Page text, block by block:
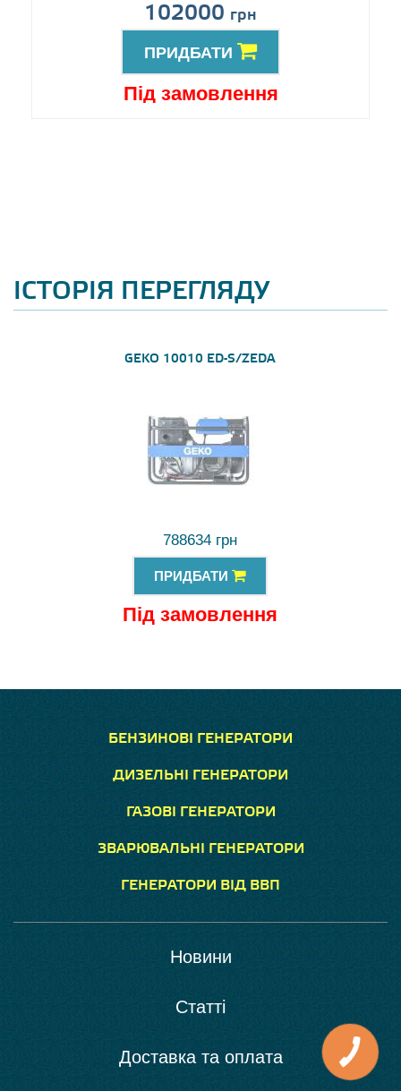
102000 грн
ПРИДБАТИ
Під замовлення
ІСТОРІЯ ПЕРЕГЛЯДУ
GEKO 10010 ED-S/ZEDA
788634 грн
ПРИДБАТИ
Під замовлення
БЕНЗИНОВІ ГЕНЕРАТОРИ
ДИЗЕЛЬНІ ГЕНЕРАТОРИ
ГАЗОВІ ГЕНЕРАТОРИ
ЗВАРЮВАЛЬНІ ГЕНЕРАТОРИ
ГЕНЕРАТОРИ ВІД ВВП
Новини
Статті
Доставка та оплата